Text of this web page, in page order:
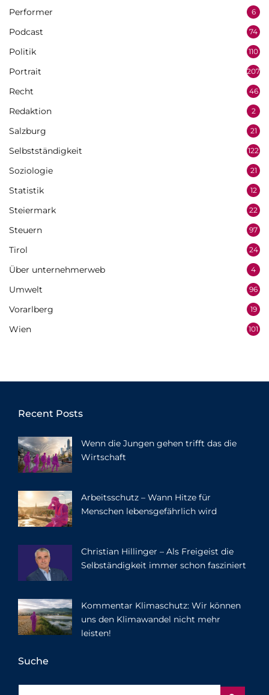
Performer 6
Podcast 74
Politik 110
Portrait 207
Recht 46
Redaktion 2
Salzburg 21
Selbstständigkeit 122
Soziologie 21
Statistik 12
Steiermark 22
Steuern 97
Tirol 24
Über unternehmerweb 4
Umwelt 96
Vorarlberg 19
Wien 101
Recent Posts
Wenn die Jungen gehen trifft das die
Wirtschaft
Arbeitsschutz – Wann Hitze für
Menschen lebensgefährlich wird
Christian Hillinger – Als Freigeist die
Selbständigkeit immer schon fasziniert
Kommentar Klimaschutz: Wir können
uns den Klimawandel nicht mehr
leisten!
Suche